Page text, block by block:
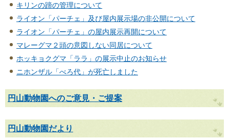
キリンの蹄の管理について
ライオン「パーチェ」及び屋内展示場の非公開について
ライオン「パーチェ」の屋内展示再開について
マレーグマ２頭の意図しない同居について
ホッキョクグマ「ララ」の展示中止のお知らせ
ニホンザル「べろ代」が死亡しました
円山動物園へのご意見・ご提案
円山動物園だより